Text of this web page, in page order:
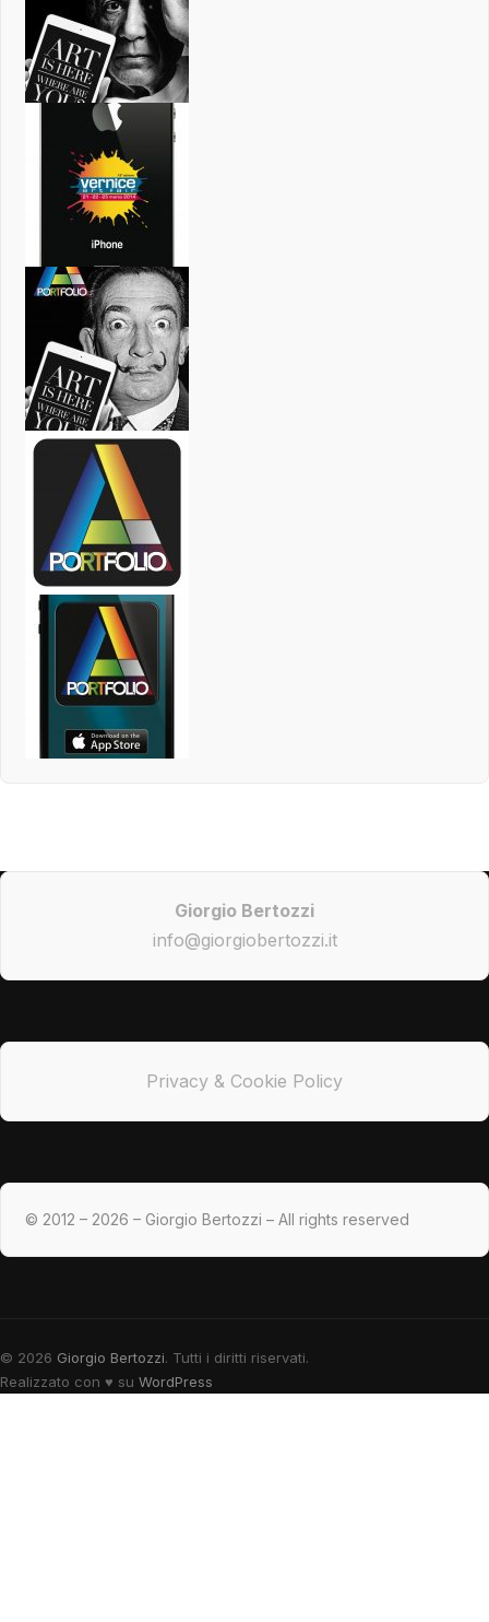
Giorgio Bertozzi
info@giorgiobertozzi.it
Privacy & Cookie Policy
© 2012 – 2026 – Giorgio Bertozzi – All rights reserved
© 2026 Giorgio Bertozzi. Tutti i diritti riservati.
Realizzato con ♥ su WordPress